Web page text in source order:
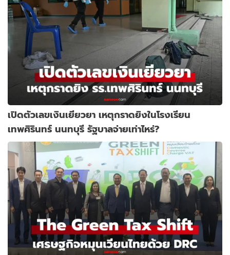
เปิดตัวเลขเงินเยียวยา เหตุกราดยิงในโรงเรียน
เทพศิรินทร์ นนทบุรี รัฐบาลจ่ายเท่าไหร่?